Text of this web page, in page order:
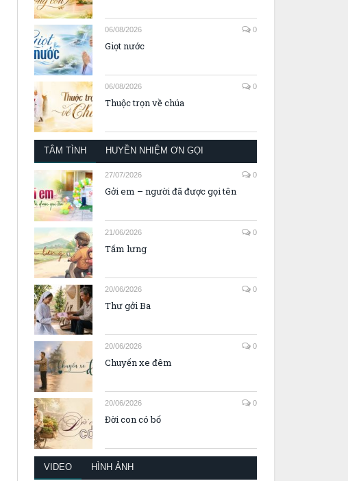
06/08/2026 0
Giọt nước
06/08/2026 0
Thuộc trọn về chúa
TÂM TÌNH HUYỀN NHIỆM ƠN GỌI
27/07/2026 0
Gởi em – người đã được gọi tên
21/06/2026 0
Tấm lưng
20/06/2026 0
Thư gởi Ba
20/06/2026 0
Chuyến xe đêm
20/06/2026 0
Đời con có bố
VIDEO HÌNH ẢNH